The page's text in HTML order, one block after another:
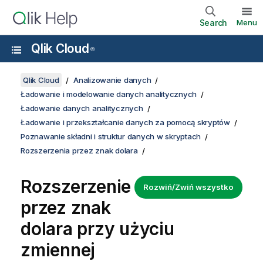
Search Menu
Qlik Cloud ®
Qlik Cloud
Analizowanie danych
Ładowanie i modelowanie danych analitycznych
Ładowanie danych analitycznych
Ładowanie i przekształcanie danych za pomocą skryptów
Poznawanie składni i struktur danych w skryptach
Rozszerzenia przez znak dolara
Rozwiń/Zwiń wszystko
Rozszerzenie
przez znak
dolara przy użyciu
zmiennej